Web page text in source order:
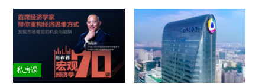
私房课